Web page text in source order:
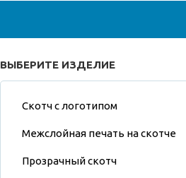
ВЫБЕРИТЕ ИЗДЕЛИЕ
Скотч с логотипом
Межслойная печать на скотче
Прозрачный скотч